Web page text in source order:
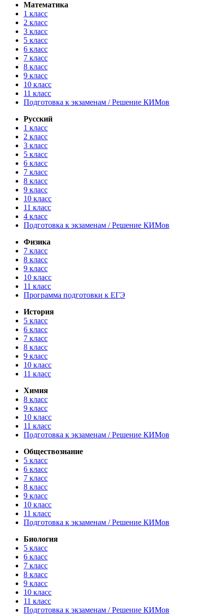
Математика
1 класс
2 класс
3 класс
5 класс
6 класс
7 класс
8 класс
9 класс
10 класс
11 класс
Подготовка к экзаменам / Решение КИМов
Русский
1 класс
2 класс
3 класс
5 класс
6 класс
7 класс
8 класс
9 класс
10 класс
11 класс
4 класс
Подготовка к экзаменам / Решение КИМов
Физика
7 класс
8 класс
9 класс
10 класс
11 класс
Программа подготовки к ЕГЭ
История
5 класс
6 класс
7 класс
8 класс
9 класс
10 класс
11 класс
Химия
8 класс
9 класс
10 класс
11 класс
Подготовка к экзаменам / Решение КИМов
Обществознание
5 класс
6 класс
7 класс
8 класс
9 класс
10 класс
11 класс
Подготовка к экзаменам / Решение КИМов
Биология
5 класс
6 класс
7 класс
8 класс
9 класс
10 класс
11 класс
Подготовка к экзаменам / Решение КИМов